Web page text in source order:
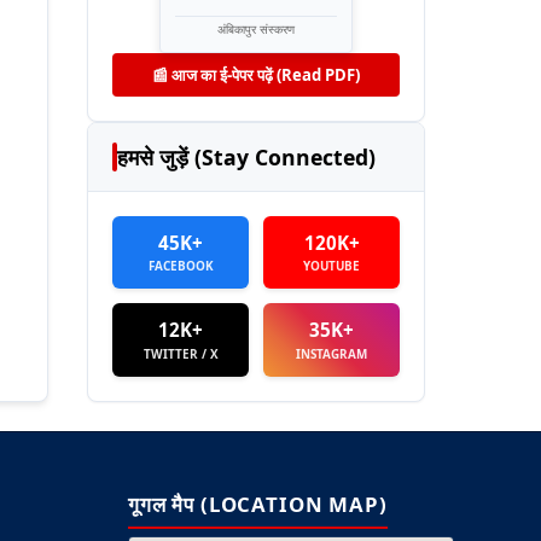
अंबिकापुर संस्करण
📰 आज का ई-पेपर पढ़ें (Read PDF)
हमसे जुड़ें (Stay Connected)
45K+
FACEBOOK
120K+
YOUTUBE
12K+
TWITTER / X
35K+
INSTAGRAM
गूगल मैप (LOCATION MAP)